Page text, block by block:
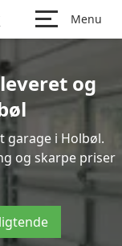
Menu
og
garage i Holbøl.
og skarpe priser